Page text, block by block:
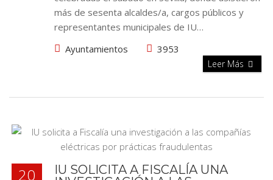
más de sesenta alcaldes/a, cargos públicos y
representantes municipales de IU…
Ayuntamientos
3953
Leer Más
20
IU SOLICITA A FISCALÍA UNA